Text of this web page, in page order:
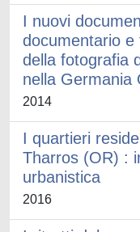
I nuovi
documentario
della fotografia
nella Germania
2014
I quartieri
Tharros (OR) :
urbanistica
2016